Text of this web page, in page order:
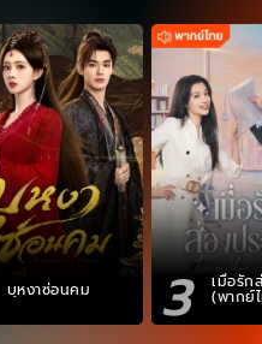
บุหงาซ่อนคม 3 เมื่อรัก
(พากย์